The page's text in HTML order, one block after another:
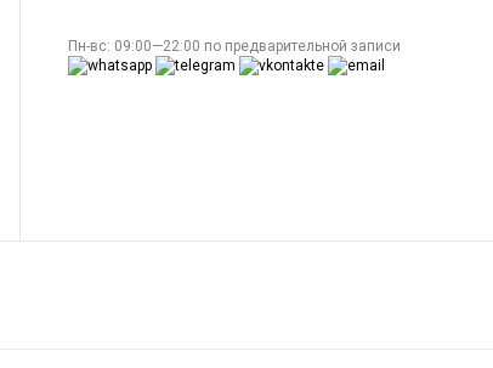
Пн-вс: 09:00—22:00 по предварительной записи